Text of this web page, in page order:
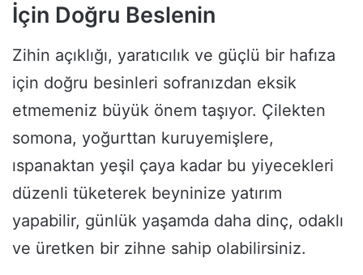
İçin Doğru Beslenin
Zihin açıklığı, yaratıcılık ve güçlü bir hafıza
için doğru besinleri sofranızdan eksik
etmemeniz büyük önem taşıyor. Çilekten
somona, yoğurttan kuruyemişlere,
ıspanaktan yeşil çaya kadar bu yiyecekleri
düzenli tüketerek beyninize yatırım
yapabilir, günlük yaşamda daha dinç, odaklı
ve üretken bir zihne sahip olabilirsiniz.